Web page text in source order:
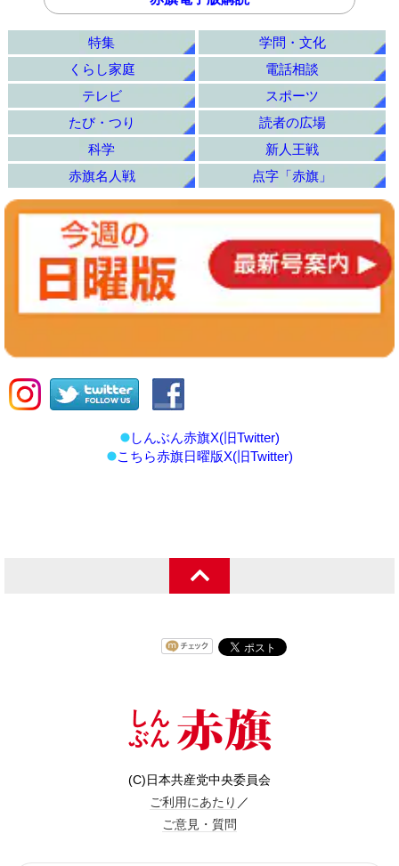
特集
学問・文化
くらし家庭
電話相談
テレビ
スポーツ
たび・つり
読者の広場
科学
新人王戦
赤旗名人戦
点字「赤旗」
しんぶん赤旗X(旧Twitter)
こちら赤旗日曜版X(旧Twitter)
(C)日本共産党中央委員会
ご利用にあたり ／
ご意見・質問